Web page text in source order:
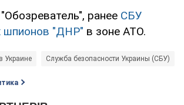
ранее СБУ
шпионов "ДНР" в зоне АТО.
Украине Служба безопасности Украины (СБУ)